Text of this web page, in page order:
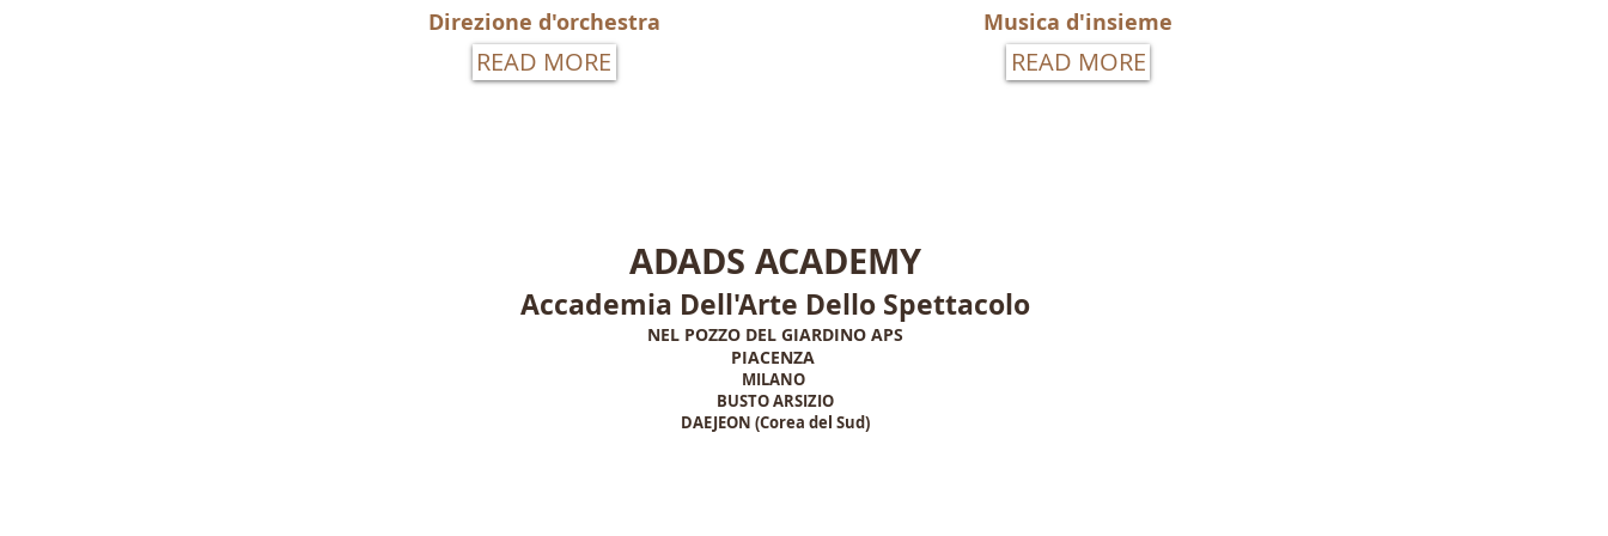
Direzione d'orchestra
READ MORE
Musica d'insieme
READ MORE
ADADS ACADEMY
Accademia Dell'Arte Dello Spettacolo
NEL POZZO DEL GIARDINO APS
PIACENZA
MILANO
BUSTO ARSIZIO
DAEJEON (Corea del Sud)